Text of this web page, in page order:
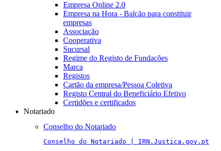
Empresa Online 2.0
Empresa na Hora - Balcão para constituir
empresas
Associação
Cooperativa
Sucursal
Regime do Registo de Fundações
Marca
Registos
Cartão da empresa/Pessoa Coletiva
Registo Central do Beneficiário Efetivo
Certidões e certificados
Notariado
Conselho do Notariado
Conselho do Notariado | IRN.Justica.gov.pt